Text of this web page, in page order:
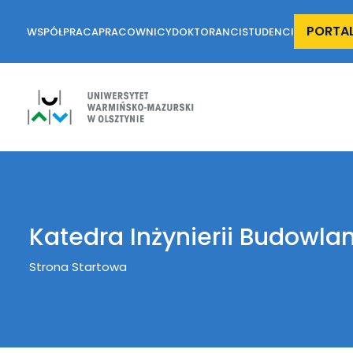
WSPÓŁPRACAPRACOWNICYDOKTORANCISTUDENCI
Katedra Inżynierii
Breadcrumb
Strona Startowa